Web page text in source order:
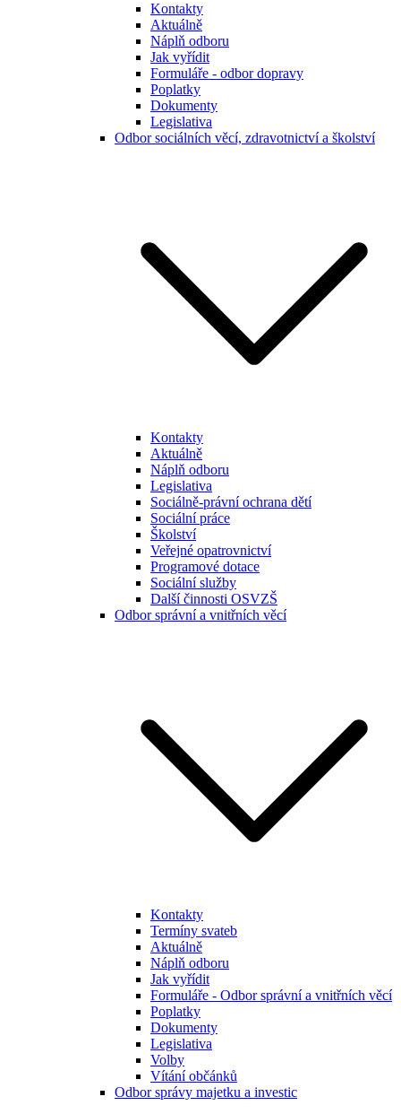
Kontakty
Aktuálně
Náplň odboru
Jak vyřídit
Formuláře - odbor dopravy
Poplatky
Dokumenty
Legislativa
Odbor sociálních věcí, zdravotnictví a školství
Kontakty
Aktuálně
Náplň odboru
Legislativa
Sociálně-právní ochrana dětí
Sociální práce
Školství
Veřejné opatrovnictví
Programové dotace
Sociální služby
Další činnosti OSVZŠ
Odbor správní a vnitřních věcí
Kontakty
Termíny svateb
Aktuálně
Náplň odboru
Jak vyřídit
Formuláře - Odbor správní a vnitřních věcí
Poplatky
Dokumenty
Legislativa
Volby
Vítání občánků
Odbor správy majetku a investic